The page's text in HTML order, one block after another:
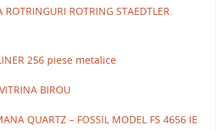
ROTRINGURI ROTRING STAEDTLER.
256 piese metalice
BIROU
QUARTZ – FOSSIL MODEL FS 4656 IE